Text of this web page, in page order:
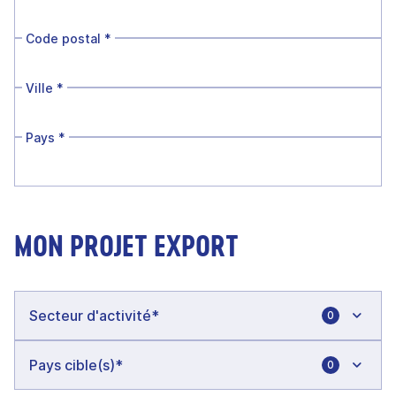
Code postal *
Ville *
Pays *
MON PROJET EXPORT
0
0